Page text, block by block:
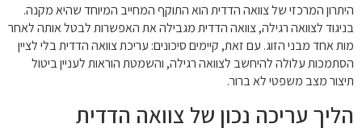
היתרון המרכזי של צוואה הדדית הוא התוקף המחייב המיוחד שהיא מקנה.
בניגוד לצוואה רגילה, צוואה הדדית מגבילה את האפשרות לבטל אותה לאחר
מות אחד מבני הזוג. עם זאת, קיימים סיכונים: עריכת צוואה הדדית בלי לציין
הסתמכות עלולה להיחשב לצוואה רגילה, והשמטת הוראות לעניין ביטול
תיצור מצב משפטי לא ברור.
הליך עריכה נכון של צוואה הדדית